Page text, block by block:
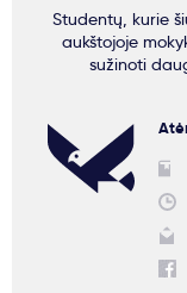
Studentų, kurie
aukštojoje
sužinoti